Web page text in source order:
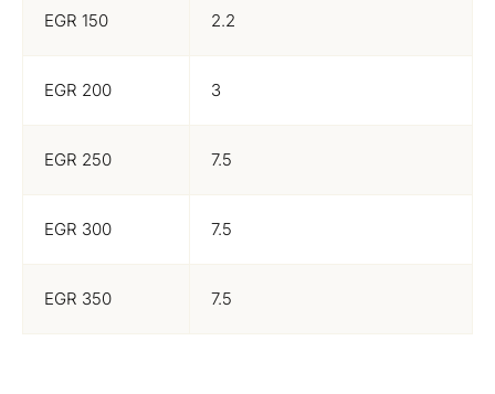
EGR 150 2.2
EGR 200 3
EGR 250 7.5
EGR 300 7.5
EGR 350 7.5